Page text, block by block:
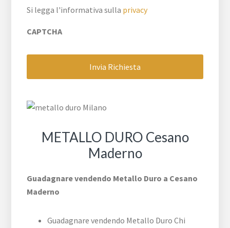
Si legga l'informativa sulla privacy
CAPTCHA
METALLO DURO Cesano
Maderno
Guadagnare vendendo Metallo Duro a Cesano
Maderno
Guadagnare vendendo Metallo Duro Chi